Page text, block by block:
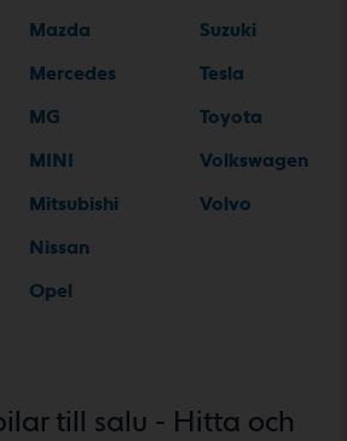
Mazda
Mercedes
MG
MINI
Mitsubishi
Nissan
Opel
Suzuki
Tesla
Toyota
Volkswagen
Volvo
till salu - Hitta och